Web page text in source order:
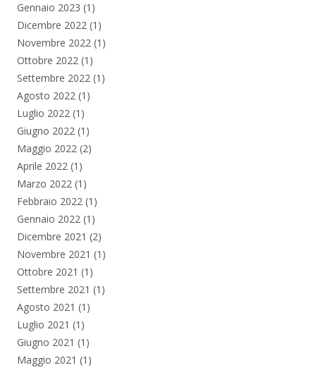
Gennaio 2023 (1)
Dicembre 2022 (1)
Novembre 2022 (1)
Ottobre 2022 (1)
Settembre 2022 (1)
Agosto 2022 (1)
Luglio 2022 (1)
Giugno 2022 (1)
Maggio 2022 (2)
Aprile 2022 (1)
Marzo 2022 (1)
Febbraio 2022 (1)
Gennaio 2022 (1)
Dicembre 2021 (2)
Novembre 2021 (1)
Ottobre 2021 (1)
Settembre 2021 (1)
Agosto 2021 (1)
Luglio 2021 (1)
Giugno 2021 (1)
Maggio 2021 (1)